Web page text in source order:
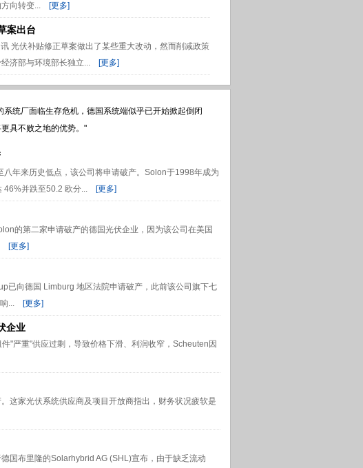
向转变...
[更多]
案出台
光伏补贴修正草案做出了某些重大改动，然而削减政策
济部与环境部长独立...
[更多]
统厂面临生存危机，德国系统端似乎已开始掀起倒闭
具不败之地的优势。"
年来历史低点，该公司将申请破产。Solon于1998年成为
46%并跌至50.2 欧分...
[更多]
的第二家申请破产的德国光伏企业，因为该公司在美国
[更多]
已向德国 Limburg 地区法院申请破产，此前该公司旗下七
...
[更多]
企业
"严重"供应过剩，导致价格下滑、利润收窄，Scheuten因
这家光伏系统供应商及项目开放商指出，财务状况疲软是
国布里隆的Solarhybrid AG (SHL)宣布，由于缺乏流动